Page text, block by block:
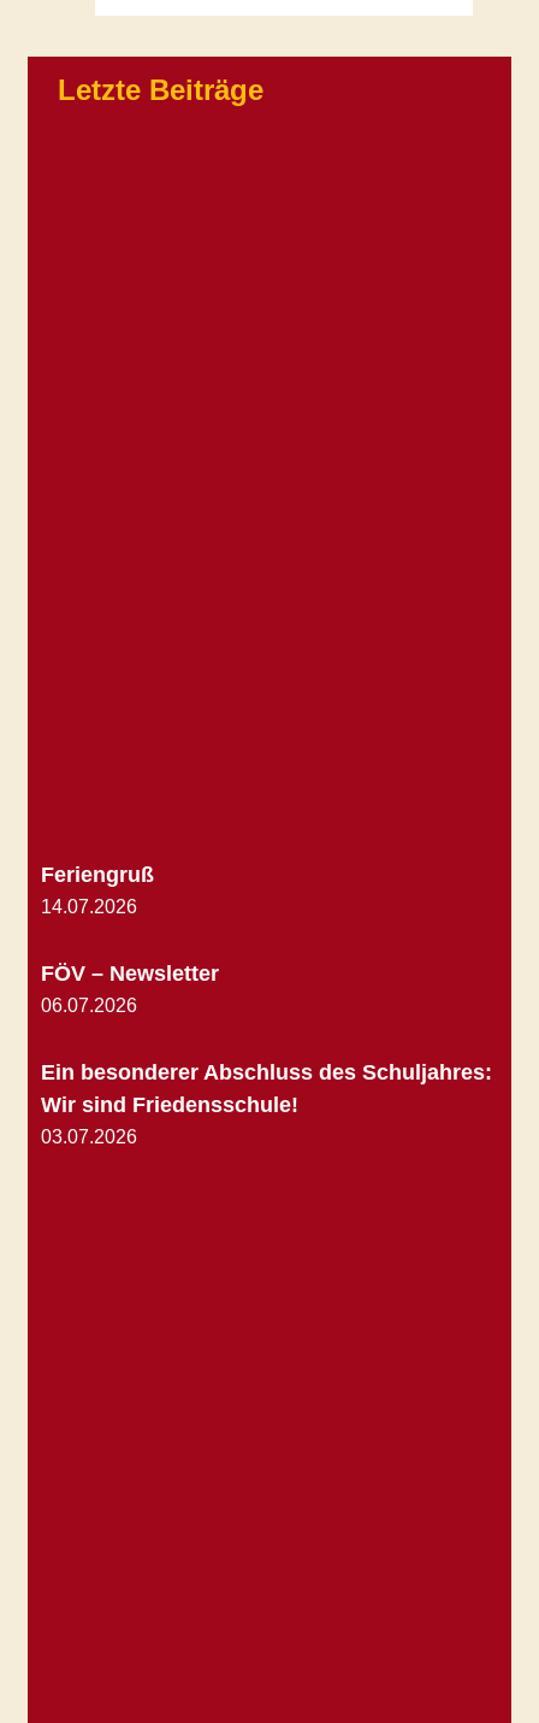
Farbgestaltung
Letzte Beiträge
Feriengruß
14.07.2026
FÖV – Newsletter
06.07.2026
Ein besonderer Abschluss des Schuljahres:
Wir sind Friedensschule!
03.07.2026